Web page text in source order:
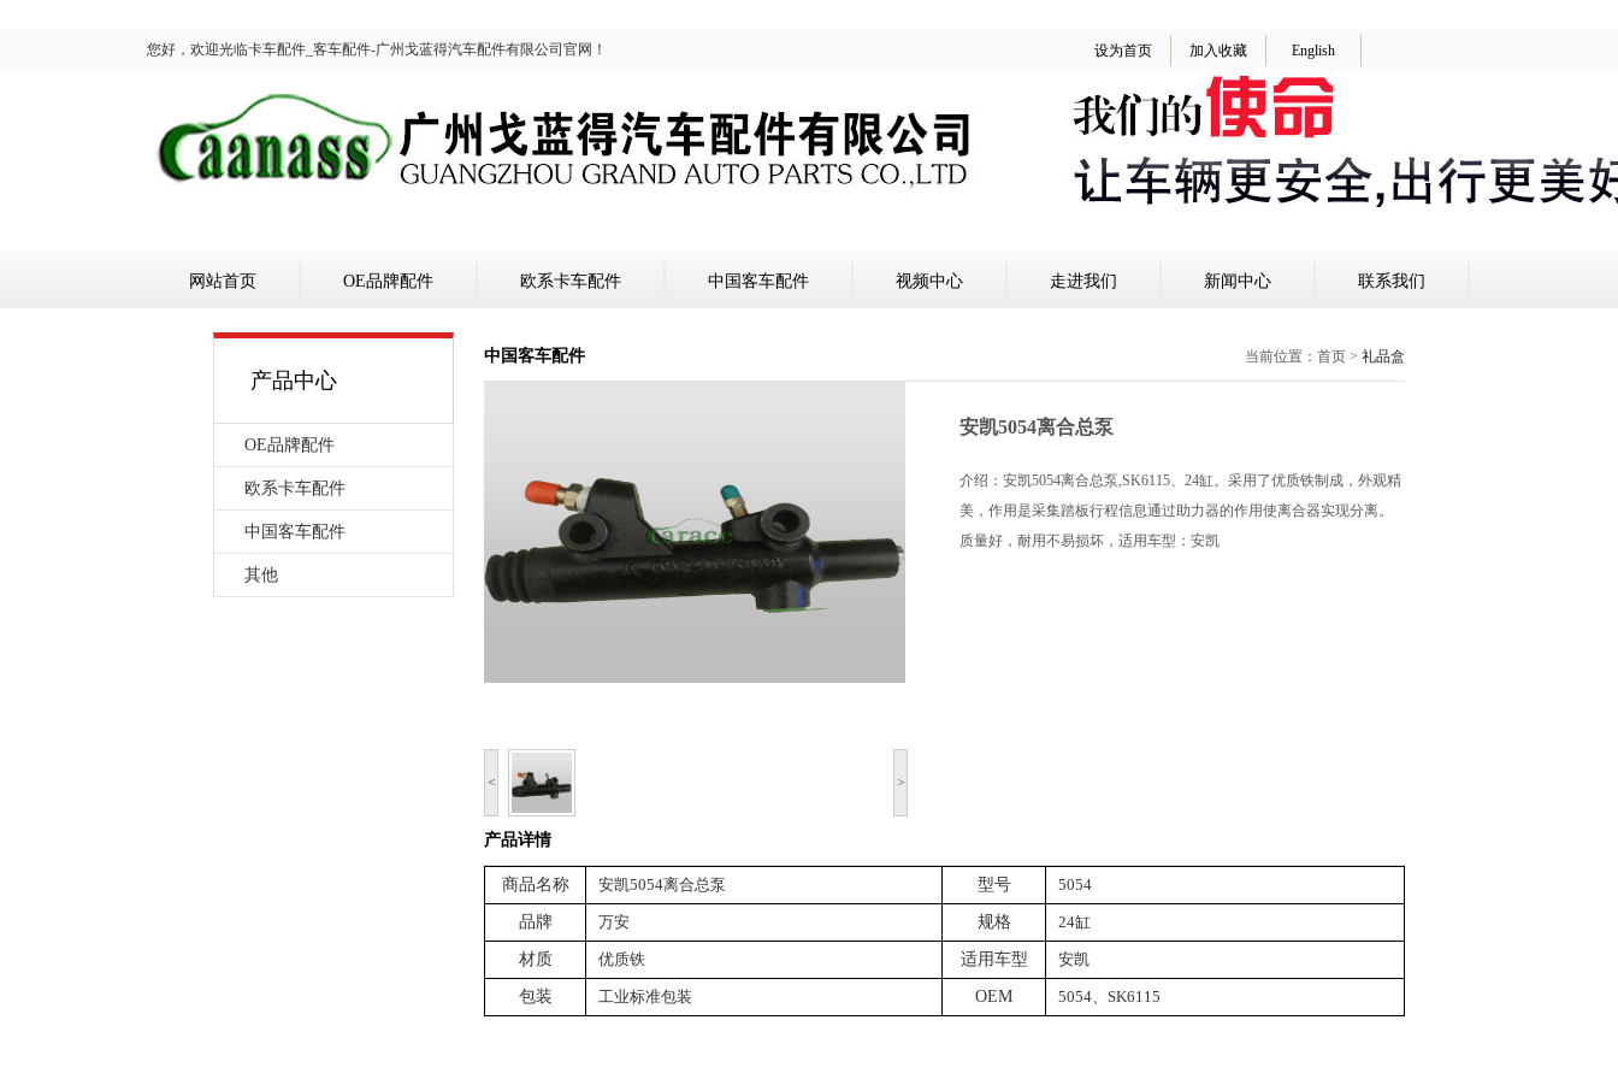
您好，欢迎光临卡车配件_客车配件-广州戈蓝得汽车配件有限公司官网！ 设为首页 加入收藏 English
网站首页 OE品牌配件 欧系卡车配件 中国客车配件 视频中心 走进我们 新闻中心 联系我们
产品中心
OE品牌配件
欧系卡车配件
中国客车配件
其他
中国客车配件 当前位置： 首页 > 礼品盒
安凯5054离合总泵
介绍：安凯5054离合总泵,SK6115、24缸。采用了优质铁制成，外观精
美，作用是采集踏板行程信息通过助力器的作用使离合器实现分离。
质量好，耐用不易损坏，适用车型：安凯
< >
产品详情
商品名称 安凯5054离合总泵 型号 5054
品牌 万安 规格 24缸
材质 优质铁 适用车型 安凯
包装 工业标准包装 OEM 5054、SK6115